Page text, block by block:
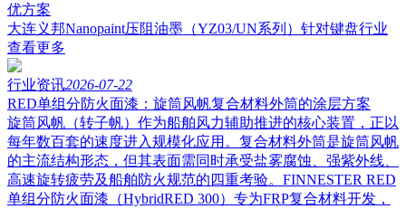
优方案
大连义邦Nanopaint压阻油墨（YZ03/UN系列）针对键盘行业
查看更多
行业资讯2026-07-22
RED单组分防火面漆：旋筒风帆复合材料外筒的涂层方案
旋筒风帆（转子帆）作为船舶风力辅助推进的核心装置，正以
每年数百套的速度进入规模化应用。复合材料外筒是旋筒风帆
的主流结构形态，但其表面需同时承受盐雾腐蚀、强紫外线、
高速旋转疲劳及船舶防火规范的四重考验。FINNESTER RED
单组分防火面漆（HybridRED 300）专为FRP复合材料开发，